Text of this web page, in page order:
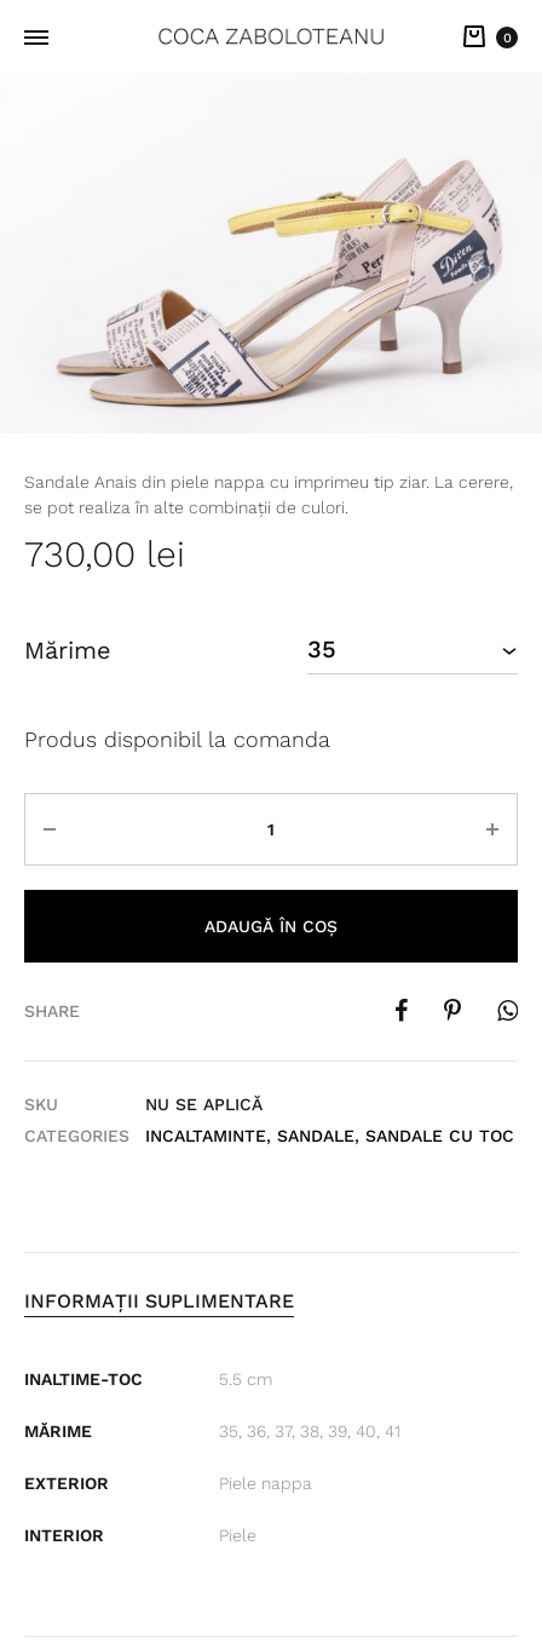
Cart
0
Sandale Anais din piele nappa cu imprimeu tip ziar. La cerere,
se pot realiza în alte combinații de culori.
730,00 lei
Mărime
Produs disponibil la comanda
ADAUGĂ ÎN COȘ
SHARE
SKU
NU SE APLICĂ
CATEGORIES
INCALTAMINTE, SANDALE, SANDALE CU TOC
INFORMAȚII SUPLIMENTARE
INALTIME-TOC 5.5 cm
MĂRIME 35, 36, 37, 38, 39, 40, 41
EXTERIOR Piele nappa
INTERIOR Piele